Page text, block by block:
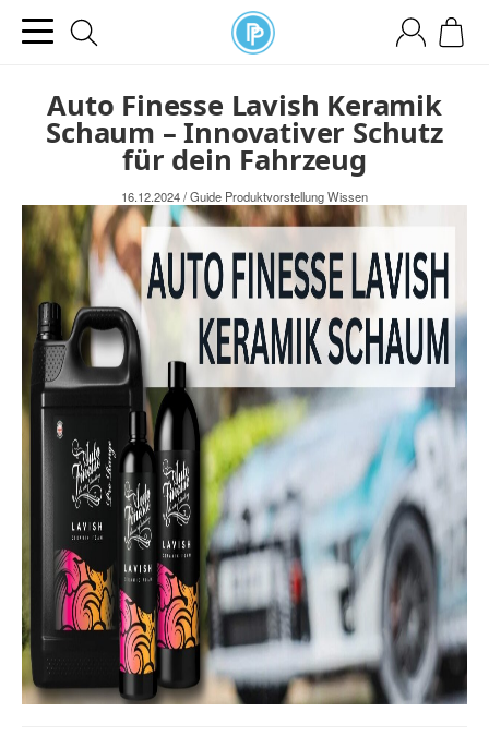
Auto Finesse Lavish Keramik
Schaum – Innovativer Schutz
für dein Fahrzeug
16.12.2024/Guide ProduktvorstellungWissen